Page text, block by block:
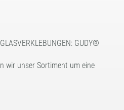
GUDY®
wir unser Sortiment um eine